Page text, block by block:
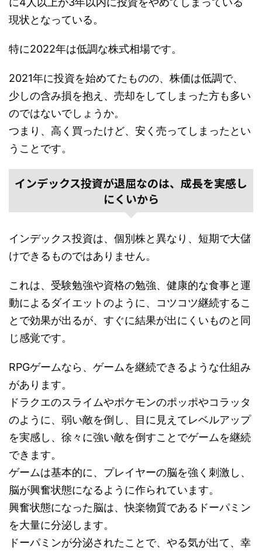
現状となっている。
特に2022年は低調な株式相場です。
2021年に投資を始めてたものの、株価は低調で、
少しの含み損を抱え、売却をしてしまった方も多い
のではないでしょうか。
つまり、高く買ったけど、安く売ってしまったとい
うことです。
インデックス投資が退屈なのは、成長を実感し
にくいから
インデックス投資は、個別株と異なり、短期で大儲
けできるものではありません。
これは、受験勉強や資格の勉強、健康的な食事と運
動によるダイエットのように、コツコツ継続するこ
とで効果が出るが、すぐに結果が出にくいものと同
じ感覚です。
RPGゲームなら、ゲームを継続できるような仕組み
があります。
ドラクエのスライムやポケモンのポッポやコラッタ
のように、弱い敵を倒し、目に見えてレベルアップ
を実感し、徐々に強い敵を倒すことでゲームを継続
できます。
ゲームは基本的に、プレイヤーの脳を強く刺激し、
脳が興奮状態になるように作られています。
興奮状態になった脳は、快楽物質であるドーパミン
を大量に分泌します。
ドーパミンが分泌されたことで、やる気が出て、幸